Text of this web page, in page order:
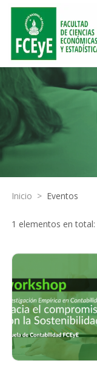
Inicio > Eventos
1 elementos en total: